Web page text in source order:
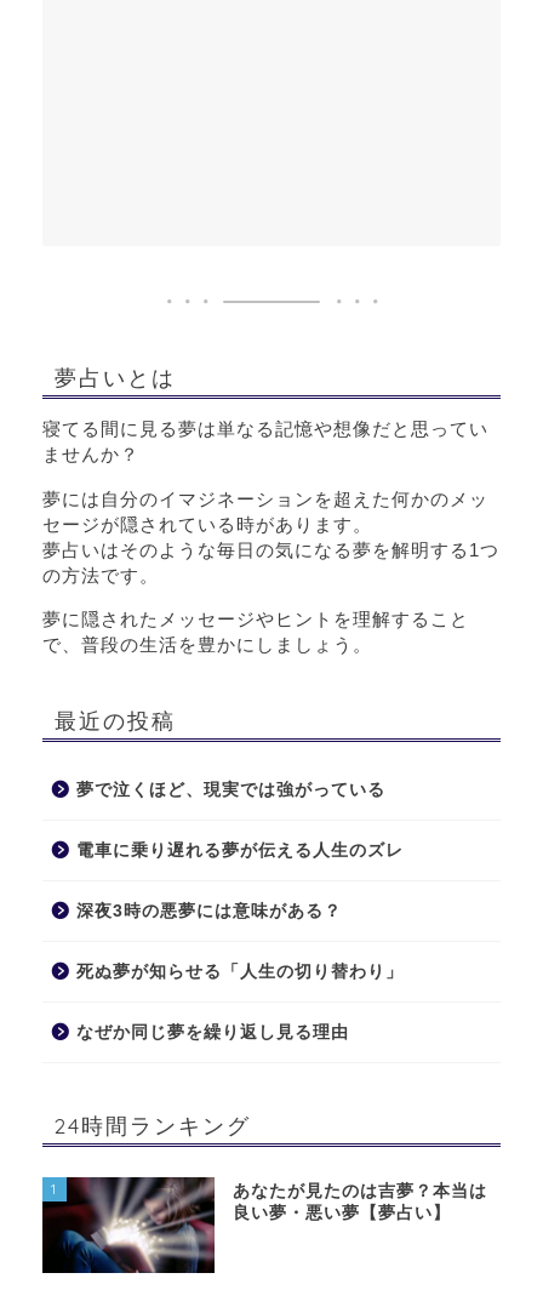
夢占いとは
寝てる間に見る夢は単なる記憶や想像だと思ってい
ませんか？
夢には自分のイマジネーションを超えた何かのメッ
セージが隠されている時があります。
夢占いはそのような毎日の気になる夢を解明する1つ
の方法です。
夢に隠されたメッセージやヒントを理解すること
で、普段の生活を豊かにしましょう。
最近の投稿
夢で泣くほど、現実では強がっている
電車に乗り遅れる夢が伝える人生のズレ
深夜3時の悪夢には意味がある？
死ぬ夢が知らせる「人生の切り替わり」
なぜか同じ夢を繰り返し見る理由
24時間ランキング
1
あなたが見たのは吉夢？本当は
良い夢・悪い夢【夢占い】